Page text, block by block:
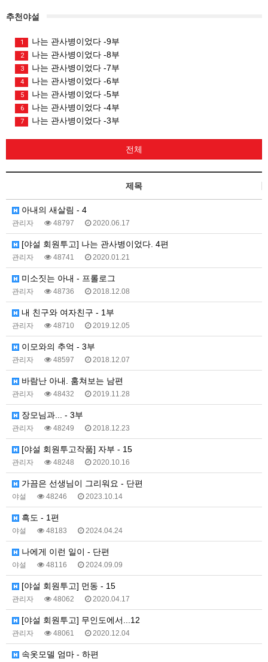
추천야설
1 나는 관사병이었다 -9부
2 나는 관사병이었다 -8부
3 나는 관사병이었다 -7부
4 나는 관사병이었다 -6부
5 나는 관사병이었다 -5부
6 나는 관사병이었다 -4부
7 나는 관사병이었다 -3부
전체
제목
아내의 새살림 - 4
관리자 48797 2020.06.17
[야설 회원투고] 나는 관사병이었다. 4편
관리자 48741 2020.01.21
미소짓는 아내 - 프롤로그
관리자 48736 2018.12.08
내 친구와 여자친구 - 1부
관리자 48710 2019.12.05
이모와의 추억 - 3부
관리자 48597 2018.12.07
바람난 아내. 훔쳐보는 남편
관리자 48432 2019.11.28
장모님과... - 3부
관리자 48249 2018.12.23
[야설 회원투고작품] 자부 - 15
관리자 48248 2020.10.16
가끔은 선생님이 그리워요 - 단편
야설 48246 2023.10.14
흑도 - 1편
야설 48183 2024.04.24
나에게 이런 일이 - 단편
야설 48116 2024.09.09
[야설 회원투고] 먼동 - 15
관리자 48062 2020.04.17
[야설 회원투고] 무인도에서...12
관리자 48061 2020.12.04
속옷모델 엄마 - 하편